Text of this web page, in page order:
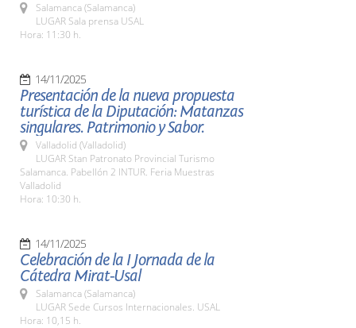
Salamanca (Salamanca)
LUGAR Sala prensa USAL
Hora: 11:30 h.
14/11/2025
Presentación de la nueva propuesta
turística de la Diputación: Matanzas
singulares. Patrimonio y Sabor.
Valladolid (Valladolid)
LUGAR Stan Patronato Provincial Turismo
Salamanca. Pabellón 2 INTUR. Feria Muestras
Valladolid
Hora: 10:30 h.
14/11/2025
Celebración de la I Jornada de la
Cátedra Mirat-Usal
Salamanca (Salamanca)
LUGAR Sede Cursos Internacionales. USAL
Hora: 10,15 h.